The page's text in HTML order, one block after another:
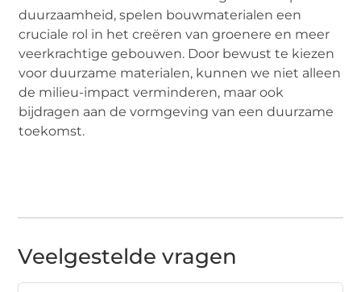
duurzaamheid, spelen bouwmaterialen een
cruciale rol in het creëren van groenere en meer
veerkrachtige gebouwen. Door bewust te kiezen
voor duurzame materialen, kunnen we niet alleen
de milieu-impact verminderen, maar ook
bijdragen aan de vormgeving van een duurzame
toekomst.
Veelgestelde vragen